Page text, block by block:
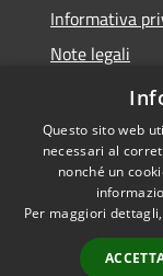
Informativa
Note legali
Dichiarazione
Accessibilità
Questo sito web
necessari al
nonché un
Per maggiori